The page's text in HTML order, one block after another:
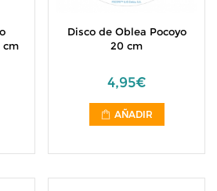
cm
Disco de Oblea Pocoyo
20 cm
4,95€
AÑADIR